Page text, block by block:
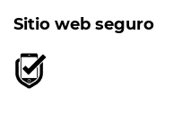
Sitio web seguro